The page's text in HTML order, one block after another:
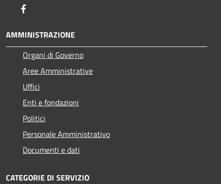
AMMINISTRAZIONE
Organi di Governo
Aree Amministrative
Uffici
Enti e fondazioni
Politici
Personale Amministrativo
Documenti e dati
CATEGORIE DI SERVIZIO